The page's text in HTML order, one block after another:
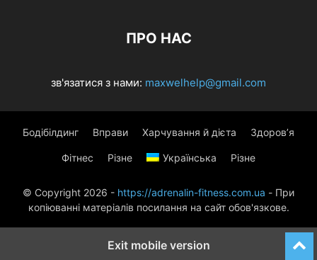
ПРО НАС
зв'язатися з нами: maxwelhelp@gmail.com
Бодібілдинг Вправи Харчування й дієта Здоров’я
Фітнес Різне Українська Різне
© Copyright 2026 - https://adrenalin-fitness.com.ua - При
копіюванні матеріалів посилання на сайт обов'язкове.
Exit mobile version